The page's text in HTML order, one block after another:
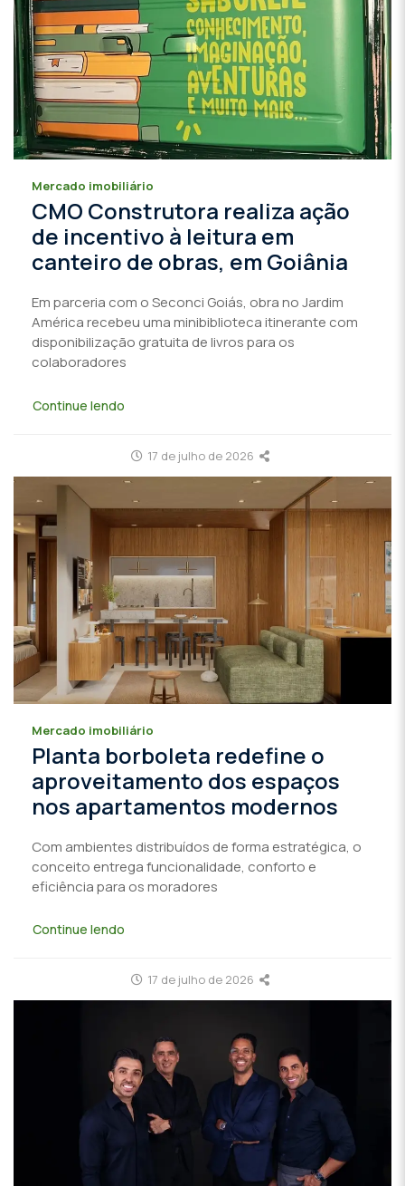
Mercado imobiliário
CMO Construtora realiza ação
de incentivo à leitura em
canteiro de obras, em Goiânia
Em parceria com o Seconci Goiás, obra no Jardim
América recebeu uma minibiblioteca itinerante com
disponibilização gratuita de livros para os
colaboradores
Continue lendo
17 de julho de 2026
Mercado imobiliário
Planta borboleta redefine o
aproveitamento dos espaços
nos apartamentos modernos
Com ambientes distribuídos de forma estratégica, o
conceito entrega funcionalidade, conforto e
eficiência para os moradores
Continue lendo
17 de julho de 2026